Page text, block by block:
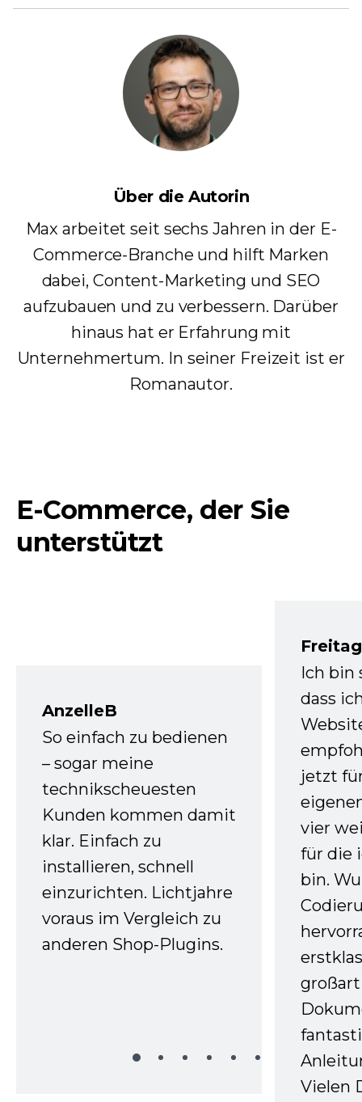
Über die Autorin
Max arbeitet seit sechs Jahren in der E-
Commerce-Branche und hilft Marken
dabei, Content-Marketing und SEO
aufzubauen und zu verbessern. Darüber
hinaus hat er Erfahrung mit
Unternehmertum. In seiner Freizeit ist er
Romanautor.
E-Commerce, der Sie
unterstützt
AnzelleB
So einfach zu bedienen
– sogar meine
technikscheuesten
Kunden kommen damit
klar. Einfach zu
installieren, schnell
einzurichten. Lichtjahre
voraus im Vergleich zu
anderen Shop-Plugins.
Ich bin
dass
jetzt
vier
für die
bin.
Vielen